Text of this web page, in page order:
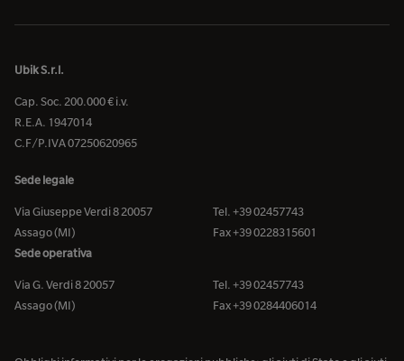
Ubik S.r.l.
Cap. Soc. 200.000 € i.v.
R.E.A. 1947014
C.F/P.IVA 07250620965
Sede legale
Via Giuseppe Verdi 8 20057
Assago (MI)
Tel. +39 02457743
Fax +39 0228315601
Sede operativa
Via G. Verdi 8 20057
Assago (MI)
Tel. +39 02457743
Fax +39 0284406014